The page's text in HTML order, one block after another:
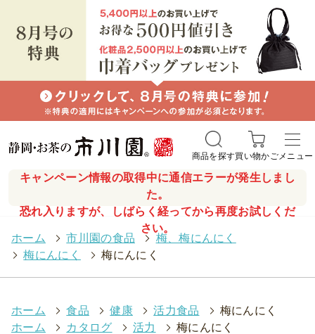
キャンペーン情報の取得中に通信エラーが発生しまし
た。
恐れ入りますが、しばらく経ってから再度お試しくだ
さい。
商品を探す買い物かごメニュー
ホーム > 市川園の食品 > 梅、梅にんにく
> 梅にんにく > 梅にんにく
ホーム > 食品 > 健康 > 活力食品 > 梅にんにく
ホーム
> カタログ > 活力 > 梅にんにく